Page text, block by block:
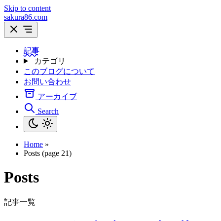
Skip to content
sakura86.com
記事
カテゴリ
このブログについて
お問い合わせ
アーカイブ
Search
Home »
Posts (page 21)
Posts
記事一覧